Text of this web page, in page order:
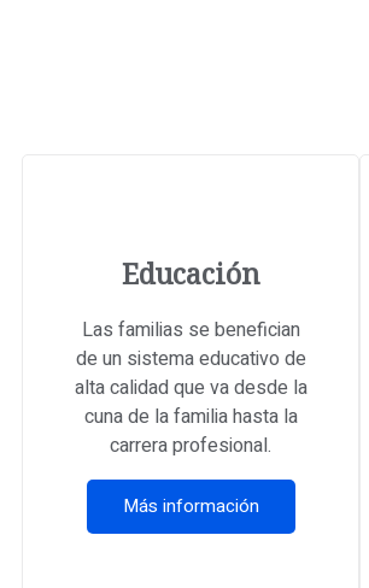
Educación
Las familias se benefician
de un sistema educativo de
alta calidad que va desde la
cuna de la familia hasta la
carrera profesional.
Más información